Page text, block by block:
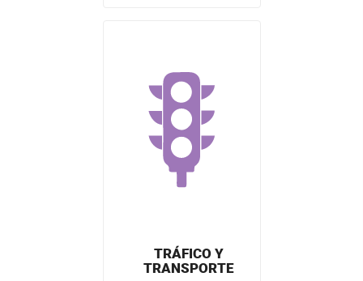
TRÁFICO Y
TRANSPORTE